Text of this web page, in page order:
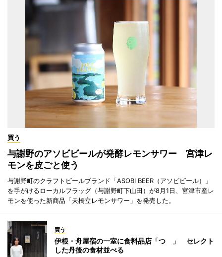
買う
与謝野のアソビビールが発酵レモンサワー 宮津レ
モンを皮ごと使う
与謝野町のクラフトビールブランド「ASOBI BEER（アソビビール）」
を手がけるローカルフラッグ（与謝野町下山田）が8月1日、宮津市産レ
モンを使った新商品「天橋立レモンサワー」を発売した。
買う
伊根・舟屋宿の一室に食料品店「つゝ」 セレクト
した丹後の食材並べる